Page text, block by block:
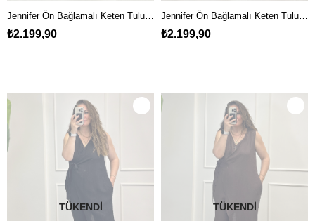
₺2.199,90 ₺2.199,90
TÜKENDI TÜKENDI